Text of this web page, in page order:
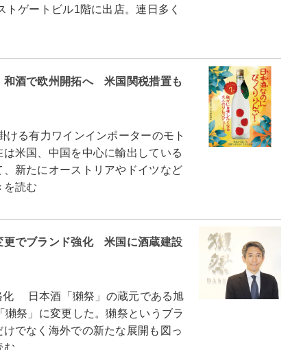
ゲートビル1階に出店。連日多く
酒で欧州開拓へ 米国関税措置も
る有力ワインインポーターのモト
米国、中国を中心に輸出している
新たにオーストリアやドイツなど
読む
でブランド強化 米国に酒蔵建設
日本酒「獺祭」の蔵元である旭
祭」に変更した。獺祭というブラ
でなく海外での新たな展開も図っ
む